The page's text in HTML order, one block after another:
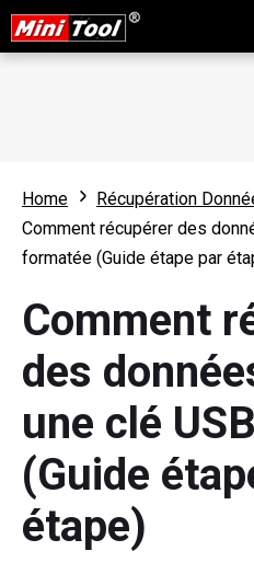
Home
Récupération
Comment récupérer des
formatée (Guide étape par
Comment
des
une clé
(Guide
étape)